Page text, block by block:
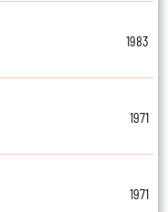
1983
1971
1971